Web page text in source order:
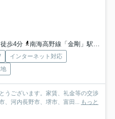
歩4分
南海高野線「金剛」駅 徒歩12分
インターネット対応
うございます。家賃、礼金等の交渉
、河内長野市、堺市、富田... もっと